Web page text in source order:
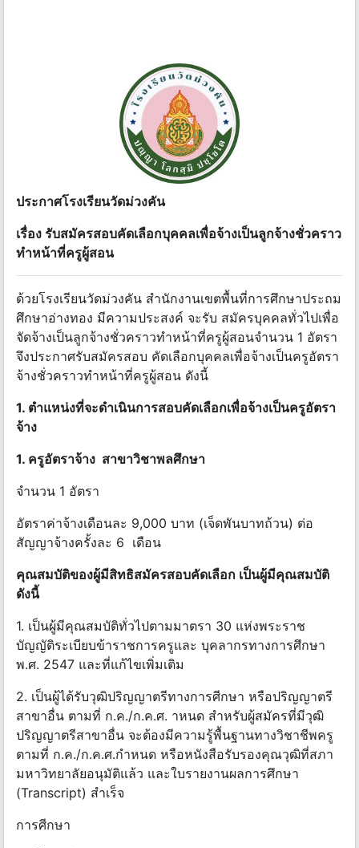
ประกาศโรงเรียนวัดม่วงคัน
เรื่อง รับสมัครสอบคัดเลือกบุคคลเพื่อจ้างเป็นลูกจ้างชั่วคราว
ทําหน้าที่ครูผู้สอน
ด้วยโรงเรียนวัดม่วงคัน สํานักงานเขตพื้นที่การศึกษาประถม
ศึกษาอ่างทอง มีความประสงค์ จะรับ สมัครบุคคลทั่วไปเพื่อ
จัดจ้างเป็นลูกจ้างชั่วคราวทําหน้าที่ครูผู้สอนจํานวน 1 อัตรา
จึงประกาศรับสมัครสอบ คัดเลือกบุคคลเพื่อจ้างเป็นครูอัตรา
จ้างชั่วคราวทําหน้าที่ครูผู้สอน ดังนี้
1. ตําแหน่งที่จะดําเนินการสอบคัดเลือกเพื่อจ้างเป็นครูอัตรา
จ้าง
1. ครูอัตราจ้าง สาขาวิชาพลศึกษา
จํานวน 1 อัตรา
อัตราค่าจ้างเดือนละ 9,000 บาท (เจ็ดพันบาทถ้วน) ต่อ
สัญญาจ้างครั้งละ 6 เดือน
คุณสมบัติของผู้มีสิทธิสมัครสอบคัดเลือก เป็นผู้มีคุณสมบัติ
ดังนี้
1. เป็นผู้มีคุณสมบัติทั่วไปตามมาตรา 30 แห่งพระราช
บัญญัติระเบียบข้าราชการครูและ บุคลากรทางการศึกษา
พ.ศ. 2547 และที่แก้ไขเพิ่มเติม
2. เป็นผู้ได้รับวุฒิปริญญาตรีทางการศีกษา หรือปริญญาตรี
สาขาอื่น ตามที่ ก.ค./ก.ค.ศ. าหนด สําหรับผู้สมัครที่มีวุฒิ
ปริญญาตรีสาขาอื่น จะต้องมีความรู้พื้นฐานทางวิชาชีพครู
ตามที่ ก.ค./ก.ค.ศ.กําหนด หรือหนังสือรับรองคุณวุฒิที่สภา
มหาวิทยาลัยอนุมัติแล้ว และใบรายงานผลการศึกษา
(Transcript) สําเร็จ
การศีกษา